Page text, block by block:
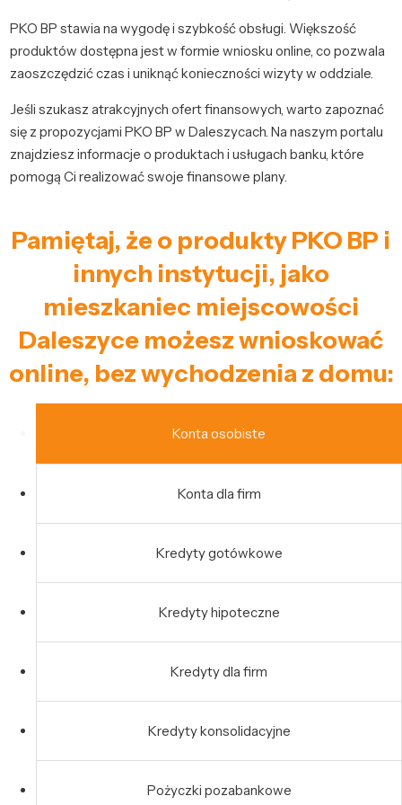
PKO BP stawia na wygodę i szybkość obsługi. Większość
produktów dostępna jest w formie wniosku online, co pozwala
zaoszczędzić czas i uniknąć konieczności wizyty w oddziale.
Jeśli szukasz atrakcyjnych ofert finansowych, warto zapoznać
się z propozycjami PKO BP w Daleszycach. Na naszym portalu
znajdziesz informacje o produktach i usługach banku, które
pomogą Ci realizować swoje finansowe plany.
Pamiętaj, że o produkty PKO BP i
innych instytucji, jako
mieszkaniec miejscowości
Daleszyce możesz wnioskować
online, bez wychodzenia z domu:
Konta osobiste
Konta dla firm
Kredyty gotówkowe
Kredyty hipoteczne
Kredyty dla firm
Kredyty konsolidacyjne
Pożyczki pozabankowe